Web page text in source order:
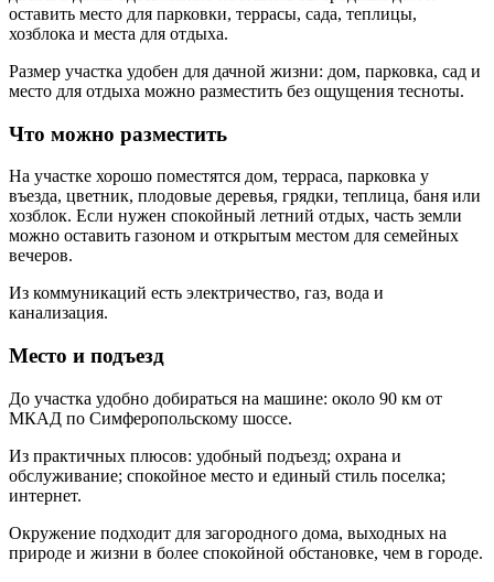
оставить место для парковки, террасы, сада, теплицы,
хозблока и места для отдыха.
Размер участка удобен для дачной жизни: дом, парковка, сад и
место для отдыха можно разместить без ощущения тесноты.
Что можно разместить
На участке хорошо поместятся дом, терраса, парковка у
въезда, цветник, плодовые деревья, грядки, теплица, баня или
хозблок. Если нужен спокойный летний отдых, часть земли
можно оставить газоном и открытым местом для семейных
вечеров.
Из коммуникаций есть электричество, газ, вода и
канализация.
Место и подъезд
До участка удобно добираться на машине: около 90 км от
МКАД по Симферопольскому шоссе.
Из практичных плюсов: удобный подъезд; охрана и
обслуживание; спокойное место и единый стиль поселка;
интернет.
Окружение подходит для загородного дома, выходных на
природе и жизни в более спокойной обстановке, чем в городе.